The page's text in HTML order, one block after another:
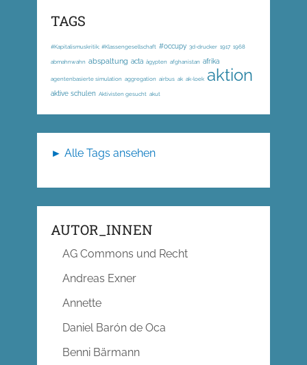
TAGS
#Kapitalismuskritik; #Klassengesellschaft #occupy 3d-drucker 1917 1968
abmahnwahn abspaltung acta ägypten afghanistan afrika
agentenbasierte simulation aggregation airbus ak ak-loek aktion
aktive schulen Aktivisten gesucht akut
► Alle Tags ansehen
AUTOR_INNEN
AG Commons und Recht
Andreas Exner
Annette
Daniel Barón de Oca
Benni Bärmann